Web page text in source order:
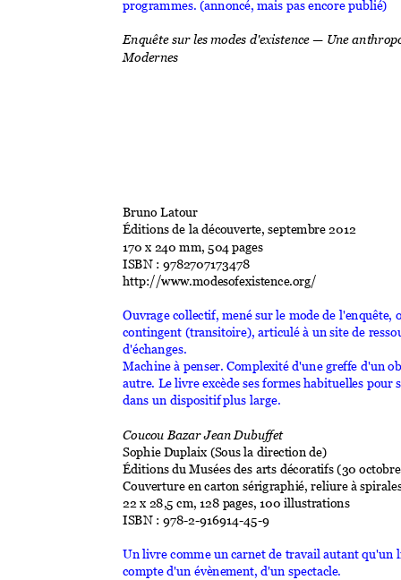
programmes. (annoncé, mais pas encore publié)
Enquête sur les modes d'existence — Une
Modernes
Bruno Latour
Éditions de la découverte, septembre 2012
170 x 240 mm, 504 pages
ISBN : 9782707173478
http://www.modesofexistence.org/
Ouvrage collectif, mené sur le mode de l'enquête,
contingent (transitoire), articulé à un site de
d'échanges.
Machine à penser. Complexité d'une greffe d'un
autre. Le livre excède ses formes habituelles pour
dans un dispositif plus large.
Coucou Bazar Jean Dubuffet
Sophie Duplaix (Sous la direction de)
Éditions du Musées des arts décoratifs (30 octo
Couverture en carton sérigraphié, reliure à spir
22 x 28,5 cm, 128 pages, 100 illustrations
ISBN : 978-2-916914-45-9
Un livre comme un carnet de travail autant qu'un
compte d'un évènement, d'un spectacle.